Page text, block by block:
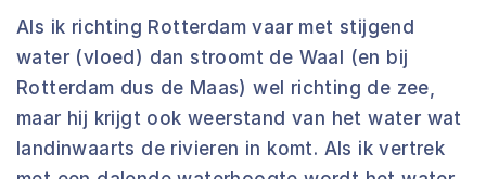
Als ik richting Rotterdam vaar met stijgend
water (vloed) dan stroomt de Waal (en bij
Rotterdam dus de Maas) wel richting de zee,
maar hij krijgt ook weerstand van het water wat
landinwaarts de rivieren in komt. Als ik vertrek